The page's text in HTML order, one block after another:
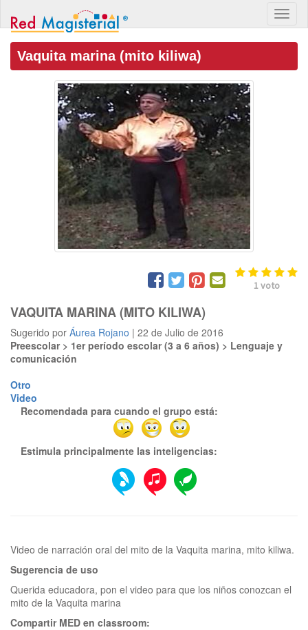
Vaquita marina (mito kiliwa)
1voto
VAQUITA MARINA (MITO KILIWA)
Sugerido por Áurea Rojano | 22 de Julio de 2016
Preescolar > 1er período escolar (3 a 6 años) > Lenguaje y
comunicación
Otro
Video
Recomendada para cuando el grupo está:
Estimula principalmente las inteligencias:
Sugerencia de uso
Querida educadora, pon el video para que los niños conozcan el
mito de la Vaquita marina
Compartir MED en classroom: